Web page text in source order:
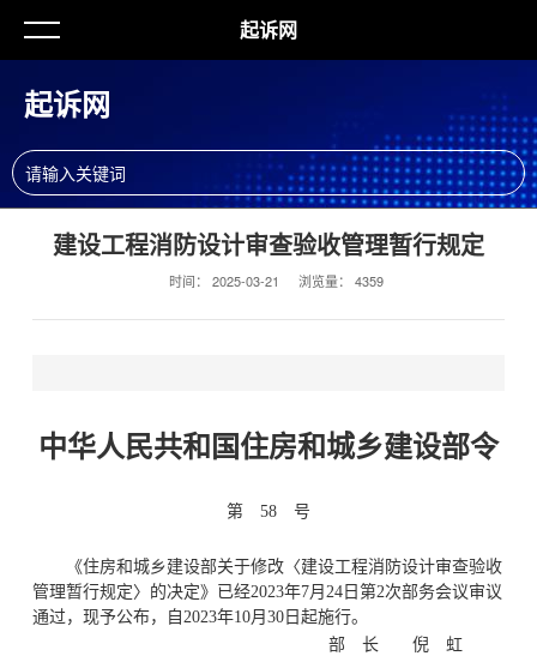
起诉网
起诉网
建设工程消防设计审查验收管理暂行规定
时间： 2025-03-21 浏览量： 4359
中华人民共和国住房和城乡建设部令
第 58 号
《住房和城乡建设部关于修改〈建设工程消防设计审查验收
管理暂行规定〉的决定》已经2023年7月24日第2次部务会议审议
通过，现予公布，自2023年10月30日起施行。
部 长 倪 虹